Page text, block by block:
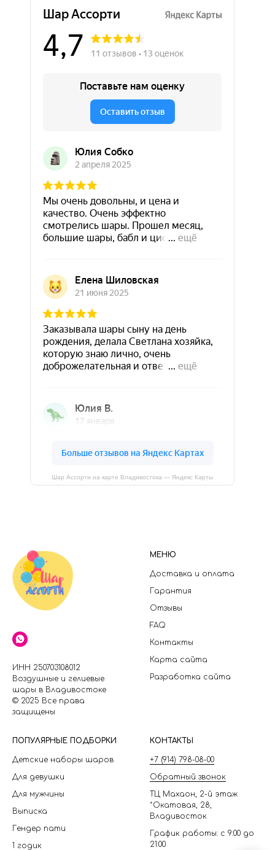
Шар Ассорти на карте Владивостока — Яндекс Карты
ИНН 250703108012
Воздушные и гелиевые
шары в Владивостоке
© 2025 Все права
защищены
МЕНЮ
Доставка и оплата
Гарантия
Отзывы
FAQ
Контакты
Карта сайта
Разработка сайта
ПОПУЛЯРНЫЕ ПОДБОРКИ
Детские наборы шаров
Для девушки
Для мужчины
Выписка
Гендер пати
1 годик
КОНТАКТЫ
+7 (914) 798-08-00
Обратный звонок
ТЦ Махаон, 2-й этаж
*Окатовая, 28,
Владивосток
График работы: с 9:00 до
21:00